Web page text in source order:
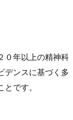
０年以上の精神科
デンスに基づく多
です。